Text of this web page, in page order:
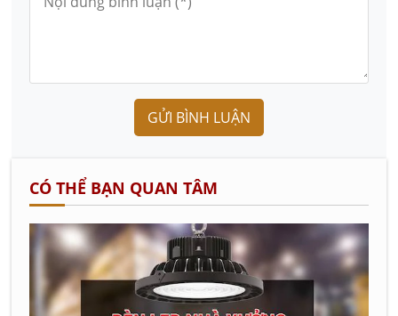
GỬI BÌNH LUẬN
CÓ THỂ BẠN QUAN TÂM